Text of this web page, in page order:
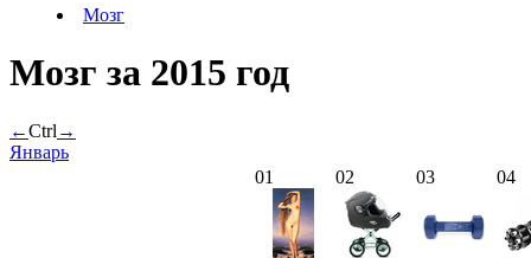
Мозг
Мозг за 2015 год
←Ctrl →
Январь
01
02 03 04